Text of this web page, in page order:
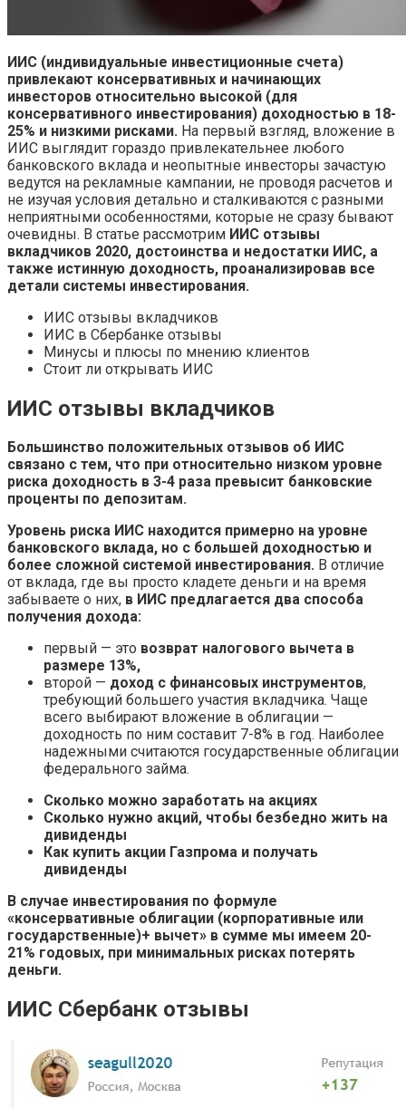
ИИС (индивидуальные инвестиционные счета)
привлекают консервативных и начинающих
инвесторов относительно высокой (для
консервативного инвестирования) доходностью в 18-
25% и низкими рисками. На первый взгляд, вложение в
ИИС выглядит гораздо привлекательнее любого
банковского вклада и неопытные инвесторы зачастую
ведутся на рекламные кампании, не проводя расчетов и
не изучая условия детально и сталкиваются с разными
неприятными особенностями, которые не сразу бывают
очевидны. В статье рассмотрим ИИС отзывы
вкладчиков 2020, достоинства и недостатки ИИС, а
также истинную доходность, проанализировав все
детали системы инвестирования.
ИИС отзывы вкладчиков
ИИС в Сбербанке отзывы
Минусы и плюсы по мнению клиентов
Стоит ли открывать ИИС
ИИС отзывы вкладчиков
Большинство положительных отзывов об ИИС
связано с тем, что при относительно низком уровне
риска доходность в 3-4 раза превысит банковские
проценты по депозитам.
Уровень риска ИИС находится примерно на уровне
банковского вклада, но с большей доходностью и
более сложной системой инвестирования. В отличие
от вклада, где вы просто кладете деньги и на время
забываете о них, в ИИС предлагается два способа
получения дохода:
первый — это возврат налогового вычета в
размере 13%,
второй — доход с финансовых инструментов,
требующий большего участия вкладчика. Чаще
всего выбирают вложение в облигации —
доходность по ним составит 7-8% в год. Наиболее
надежными считаются государственные облигации
федерального займа.
Сколько можно заработать на акциях
Сколько нужно акций, чтобы безбедно жить на
дивиденды
Как купить акции Газпрома и получать
дивиденды
В случае инвестирования по формуле
«консервативные облигации (корпоративные или
государственные)+ вычет» в сумме мы имеем 20-
21% годовых, при минимальных рисках потерять
деньги.
ИИС Сбербанк отзывы